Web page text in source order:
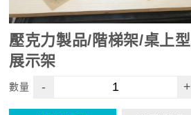
壓克力製品/階梯架/桌上型
展示架
數量 - +